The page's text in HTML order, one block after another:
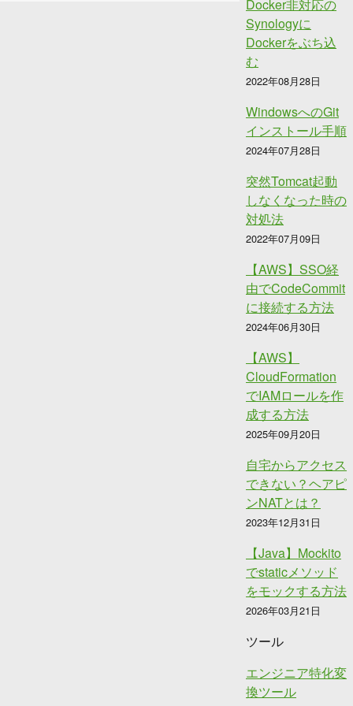
Docker非対応の
Synologyに
Dockerをぶち込
む
2022年08月28日
WindowsへのGit
インストール手順
2024年07月28日
突然Tomcat起動
しなくなった時の
対処法
2022年07月09日
【AWS】SSO経
由でCodeCommit
に接続する方法
2024年06月30日
【AWS】
CloudFormation
でIAMロールを作
成する方法
2025年09月20日
自宅からアクセス
できない？ヘアピ
ンNATとは？
2023年12月31日
【Java】Mockito
でstaticメソッド
をモックする方法
2026年03月21日
ツール
エンジニア特化変
換ツール